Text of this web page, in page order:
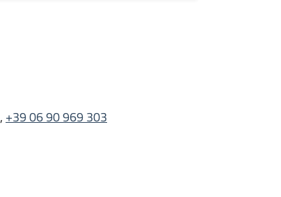
, +39 06 90 969 303